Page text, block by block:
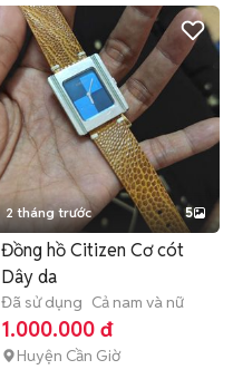
2 tháng trước 5
Đồng hồ Citizen Cơ cót
Dây da
Đã sử dụng Cả nam và nữ
1.000.000 đ
Huyện Cần Giờ